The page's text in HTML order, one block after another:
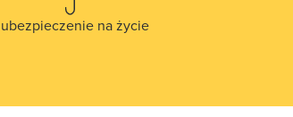
ubezpieczenie na życie